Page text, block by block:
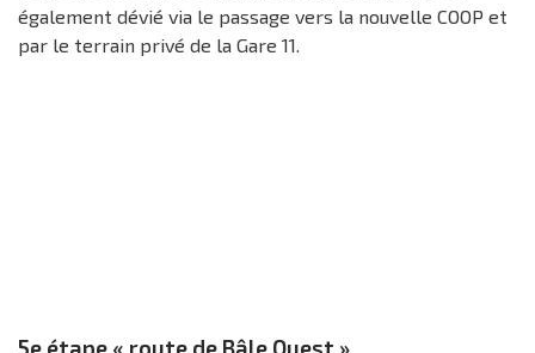
également dévié via le passage vers la nouvelle COOP et
par le terrain privé de la Gare 11.
5e étape « route de Bâle Ouest »